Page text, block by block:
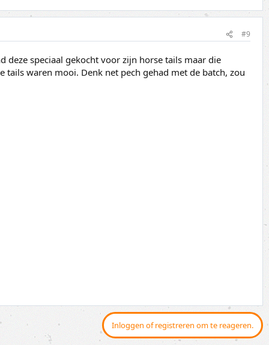
#9
speciaal gekocht voor zijn horse tails maar die
waren mooi. Denk net pech gehad met de batch, zou
Inloggen of registreren om te reageren.